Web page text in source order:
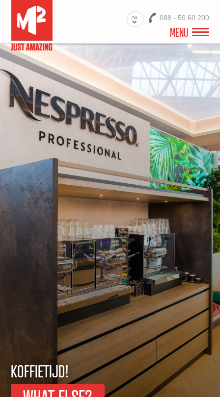
NL 088 - 50 60 200
MENU
M2 EXPO & STANDBOUW
PRODUCTEN
STANDBOUW PROJECTEN
PRINTSPECIALIST STANDBOUW
CONTACT
KOFFIETIJD!